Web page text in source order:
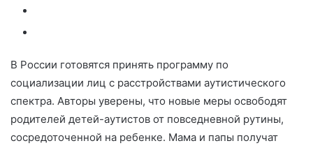
В России готовятся принять программу по
социализации лиц с расстройствами аутистического
спектра. Авторы уверены, что новые меры освободят
родителей детей-аутистов от повседневной рутины,
сосредоточенной на ребенке. Мама и папы получат